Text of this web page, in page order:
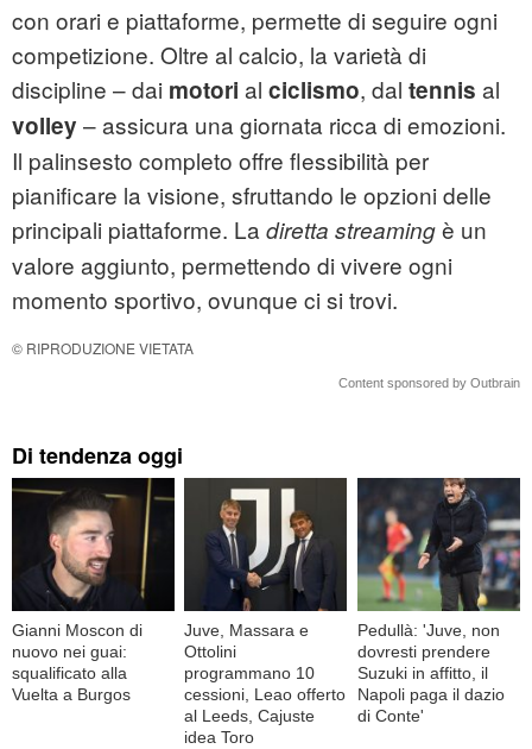
con orari e piattaforme, permette di seguire ogni
competizione. Oltre al calcio, la varietà di
discipline – dai motori al ciclismo, dal tennis al
volley – assicura una giornata ricca di emozioni.
Il palinsesto completo offre flessibilità per
pianificare la visione, sfruttando le opzioni delle
principali piattaforme. La diretta streamingè un
valore aggiunto, permettendo di vivere ogni
momento sportivo, ovunque ci si trovi.
© RIPRODUZIONE VIETATA
Content sponsored by Outbrain
Di tendenza oggi
Gianni Moscon di
nuovo nei guai:
squalificato alla
Vuelta a Burgos
Juve, Massara e
Ottolini
programmano 10
cessioni, Leao offerto
al Leeds, Cajuste
idea Toro
Pedullà: 'Juve, non
dovresti prendere
Suzuki in affitto, il
Napoli paga il dazio
di Conte'